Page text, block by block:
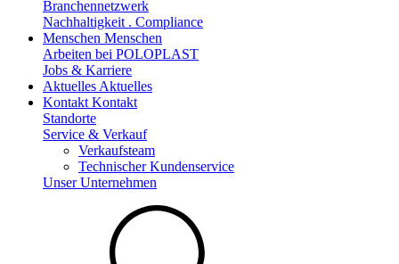
Branchennetzwerk
Nachhaltigkeit . Compliance
Menschen Menschen
Arbeiten bei POLOPLAST
Jobs & Karriere
Aktuelles Aktuelles
Kontakt Kontakt
Standorte
Service & Verkauf
Verkaufsteam
Technischer Kundenservice
Unser Unternehmen